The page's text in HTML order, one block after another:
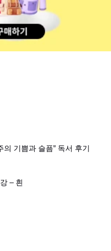
기쁨과 슬픔” 독서 후기
– 흰